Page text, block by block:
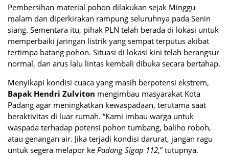
Pembersihan material pohon dilakukan sejak Minggu
malam dan diperkirakan rampung seluruhnya pada Senin
siang. Sementara itu, pihak PLN telah berada di lokasi untuk
memperbaiki jaringan listrik yang sempat terputus akibat
tertimpa batang pohon. Situasi di lokasi kini telah berangsur
normal, dan arus lalu lintas kembali dibuka secara bertahap.
Menyikapi kondisi cuaca yang masih berpotensi ekstrem,
Bapak Hendri Zulviton mengimbau masyarakat Kota
Padang agar meningkatkan kewaspadaan, terutama saat
beraktivitas di luar rumah. “Kami imbau warga untuk
waspada terhadap potensi pohon tumbang, baliho roboh,
atau genangan air. Jika terjadi kondisi darurat, jangan ragu
untuk segera melapor ke Padang Sigap 112,” tutupnya.